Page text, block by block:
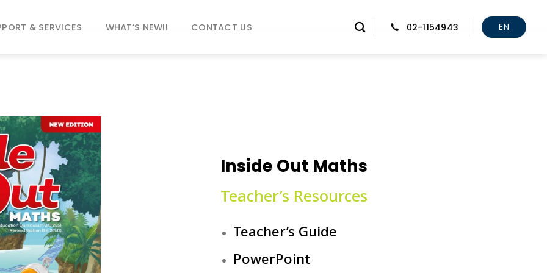
& SERVICES WHAT’S NEW!! CONTACT US 02-1154943 EN
Inside Out Maths
Teacher’s Resources
Teacher’s Guide
PowerPoint